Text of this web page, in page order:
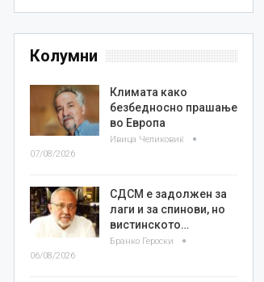
Колумни
Климата како
безбедносно прашање
во Европа
Ивица Челиковиќ
07/08/2026
СДСМ е задолжен за
лаги и за спинови, но
вистинското…
Бранко Героски
06/08/2026